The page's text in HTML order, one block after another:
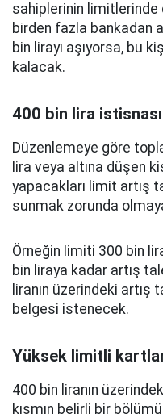
sahiplerinin limitlerinde
birden fazla bankadan
bin lirayı aşıyorsa, bu
kalacak.
400 bin lira
Düzenlemeye göre
lira veya altına düşen
yapacakları limit artış
sunmak zorunda
Örneğin limiti 300 bin
bin liraya kadar artış
liranın üzerindeki
belgesi istenecek.
Yüksek limitli
400 bin liranın
kısmın belirli bir